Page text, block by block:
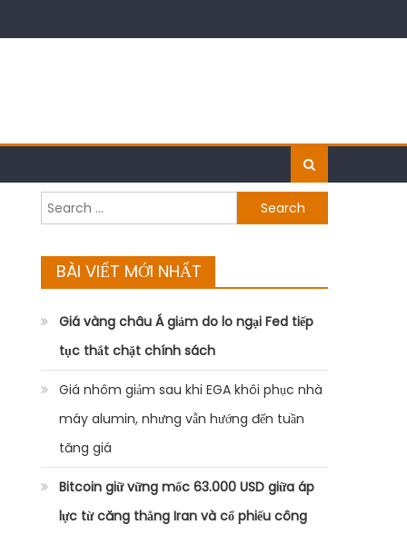
Search
for:
BÀI VIẾT MỚI NHẤT
Giá vàng châu Á giảm do lo ngại Fed tiếp
tục thắt chặt chính sách
Giá nhôm giảm sau khi EGA khôi phục nhà
máy alumin, nhưng vẫn hướng đến tuần
tăng giá
Bitcoin giữ vững mốc 63.000 USD giữa áp
lực từ căng thẳng Iran và cổ phiếu công